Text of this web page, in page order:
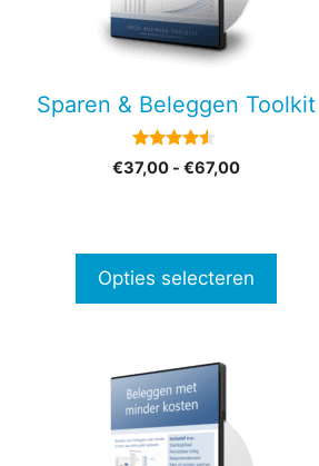
Sparen & Beleggen Toolkit
4.33
van 5
€37,00 - €67,00Prijsklasse:
Opties selecteren
worden